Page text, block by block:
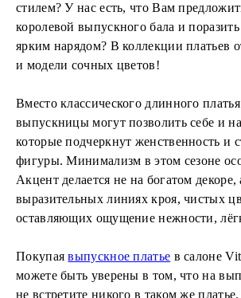
стилем? У нас есть, что Вам
королевой выпускного бала и
ярким нарядом? В коллекции платьев
и модели сочных цветов!
Вместо классического длинного
выпускницы могут позволить себе и
которые подчеркнут женственность и
фигуры. Минимализм в этом сезоне
Акцент делается не на богатом
выразительных линиях кроя, чистых
оставляющих ощущение нежности,
Покупаявыпускное платье в салоне
можете быть уверены в том, что на
не встретите никого в таком же